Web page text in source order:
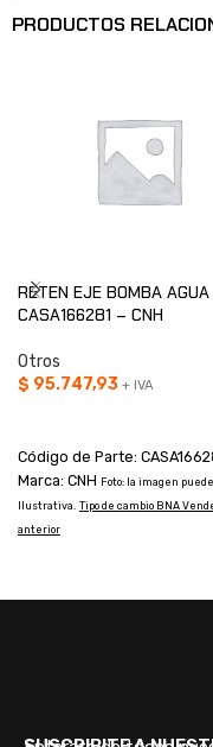
PRODUCTOS
RETEN EJE BOMBA
CASA166281 – CNH
Otros
$ 95.747,93 + IVA
Código de Parte:
Marca: CNH Foto: la imagen
Ilustrativa. Tipo de cambio BNA
anterior